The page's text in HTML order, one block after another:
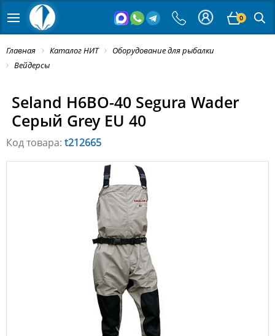
0
Главная Каталог НИТ
Оборудование для рыбалки
Вейдерсы
Seland H6BO-40 Segura Wader
Серый Grey EU 40
Код товара: t212665